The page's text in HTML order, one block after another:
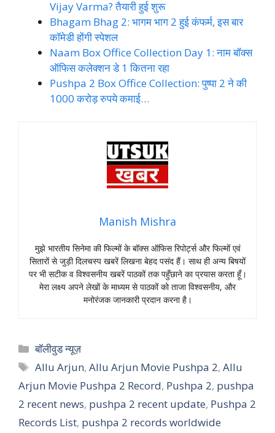
Vijay Varma? तैयारी हुई शुरू
Bhagam Bhag 2: भागम भाग 2 हुई कंफर्म, इस बार
कॉमेडी होंगी स्पेशल
Naam Box Office Collection Day 1: नाम बॉक्स
ऑफिस कलेक्शन डे 1 कितना रहा
Pushpa 2 Box Office Collection: पुष्पा 2 ने की
1000 करोड़ रुपये कमाई…
Manish Mishra
मुझे भारतीय सिनेमा की फिल्मों के बॉक्स ऑफिस रिपोर्ट्स और फिल्मों एवं
सितारों से जुड़ी दिलचस्प खबरें लिखना बेहद पसंद हैं। साथ ही अन्य बिषयों
पर भी सटीक व विश्वसनीय खबरें पाठकों तक पहुँछाने का प्रयास करता हूँ।
मेरा लक्ष्य अपने लेखों के माध्यम से पाठकों को ताजा विश्वसनीय, और
मनोरंजक जानकारी प्रदान करना है।
Categories
बॉलीवुड न्यूज़
Tags
Allu Arjun,Allu Arjun Movie Pushpa 2,Allu
Arjun Movie Pushpa 2 Record, Pushpa 2, pushpa
2 recent news, pushpa 2 recent update, Pushpa 2
Records List, pushpa 2 records worldwide